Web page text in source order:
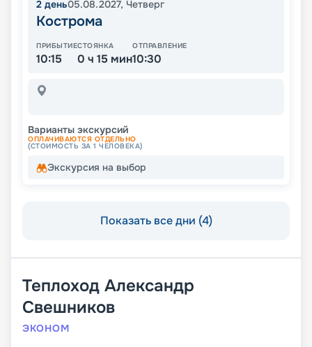
2 день05.08.2027, Четверг
Кострома
ПРИБЫТИЕ
10:15
СТОЯНКА
0 ч 15 мин
ОТПРАВЛЕНИЕ
10:30
Варианты экскурсий
ОПЛАЧИВАЮТСЯ ОТДЕЛЬНО
(СТОИМОСТЬ ЗА 1 ЧЕЛОВЕКА)
Экскурсия на выбор
Показать все дни (4)
Теплоход Александр
Свешников
ЭКОНОМ